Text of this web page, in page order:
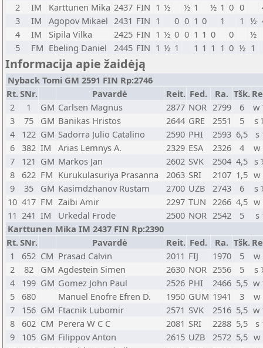
2
IM Karttunen Mika 2437 FIN 1 ½ ½ 1 ½ 1 0 0
3
IM Agopov Mikael 2431 FIN 1 0 0 1 0 1 1 ½
4
IM Sipila Vilka 2425 FIN 1 ½ 0 0 1 1 0 0
½
5
FM Ebeling Daniel 2445 FIN 1 ½ 1 1 1 1 1 0 ½ 1
Informacija apie žaidėją
Nyback Tomi GM 2591 FIN Rp:2746
Rt.SNr. Pavardė Reit. Fed. Ra. Tšk.
2
1 GM Carlsen Magnus 2877 NOR 2799 6
w
3
75 GM Banikas Hristos 2644 GRE 2551 5
s
4
122 GM Sadorra Julio Catalino 2590 PHI 2593 6,5
s
6
382 IM Arias Lemnys A. 2329 ESA 2326 4
w
7
121 GM Markos Jan 2602 SVK 2504 4,5 s
8
622 FM Kurukulasuriya Prasanna 2063 SRI 2107 1,5 w
9
35 GM Kasimdzhanov Rustam 2700 UZB 2743 6
s
10 417 FM Zaibi Amir 2297 TUN 2266 4,5 w
11 241 IM Urkedal Frode 2500 NOR 2542 5
s
Karttunen Mika IM 2437 FIN Rp:2390
Rt.SNr. Pavardė Reit. Fed. Ra. Tšk.
1
652 CM Prasad Calvin 2011 FIJ 1970 5
w
2
82 GM Agdestein Simen 2630 NOR 2556 5
s
4
199 GM Gomez John Paul 2526 PHI 2466 5,5 w
5
680 Manuel Enofre Efren D. 1950 GUM 1941 3
w
7
156 GM Ftacnik Lubomir 2571 SVK 2516 5,5 w
8
602 CM Perera W C C 2081 SRI 2288 5,5
s
9
105 GM Filippov Anton 2615 UZB 2572 5,5 w